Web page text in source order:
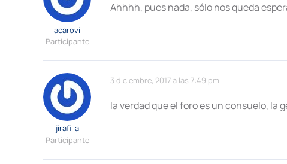
acarovi
Participante
Ahhhh, pues nada, sólo nos queda
3 diciembre, 2017 a las 7:49 pm
jirafilla
Participante
la verdad que el foro es un consuelo, la